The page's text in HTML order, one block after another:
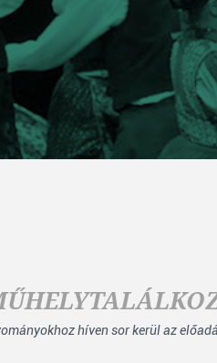
híven sor kerül az